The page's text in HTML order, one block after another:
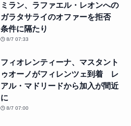
ミラン、ラファエル・レオンへの
ガラタサライのオファーを拒否
条件に隔たり
8/7 07:33
フィオレンティーナ、マスタント
ゥオーノがフィレンツェ到着 レ
アル・マドリードから加入が間近
に
8/7 07:00